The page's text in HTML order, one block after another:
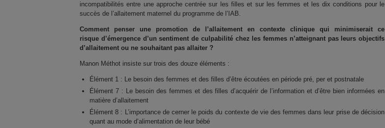
incompatibilités entre une approche centrée sur les filles et sur les femmes et les dix conditions pour le
succès de l’allaitement maternel du programme de l’IAB.
Comment penser une promotion de l’allaitement en contexte clinique qui minimiserait ce
risque d’émergence d’un sentiment de culpabilité chez les femmes n’atteignant pas leurs objectifs
d’allaitement ou ne souhaitant pas allaiter ?
Manon Méthot insiste sur trois des douze éléments :
Élément 1 : Le besoin des femmes et des filles d’être écoutées en période pré, per et postnatale
Élément 7 : Le besoin des femmes et des filles d’acquérir de l’information et d’être bien informées en
matière d’allaitement
Élément 8 : L’importance de cerner le poids du contexte de vie des femmes dans leur prise de décision
quant au mode d’alimentation de leur bébé